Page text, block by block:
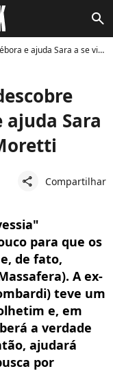
search
Sara a se vingar de Moretti
Sara
share Compartilhar
para que os
de fato,
A ex-
teve um
e, em
a verdade
ajudará
por